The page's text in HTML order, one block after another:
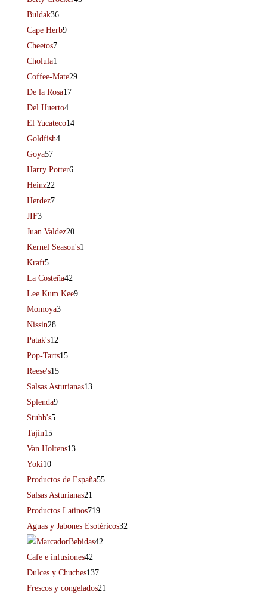
Buldak36
Cape Herb9
Cheetos7
Cholula1
Coffee-Mate29
De la Rosa17
Del Huerto4
El Yucateco14
Goldfish4
Goya57
Harry Potter6
Heinz22
Herdez7
JIF3
Juan Valdez20
Kernel Season's1
Kraft5
La Costeña42
Lee Kum Kee9
Momoya3
Nissin28
Patak's12
Pop-Tarts15
Reese's15
Salsas Asturianas13
Splenda9
Stubb's5
Tajín15
Van Holtens13
Yoki10
Productos de España55
Salsas Asturianas21
Productos Latinos719
Aguas y Jabones Esotéricos32
Bebidas42
Cafe e infusiones42
Dulces y Chuches137
Frescos y congelados21